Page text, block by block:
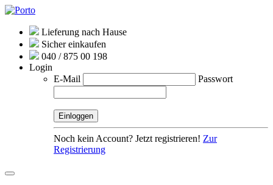
Lieferung nach Hause
Sicher einkaufen
040 / 875 00 198
Login
E-Mail
Passwort
Noch kein Account? Jetzt registrieren! Zur
Registrierung